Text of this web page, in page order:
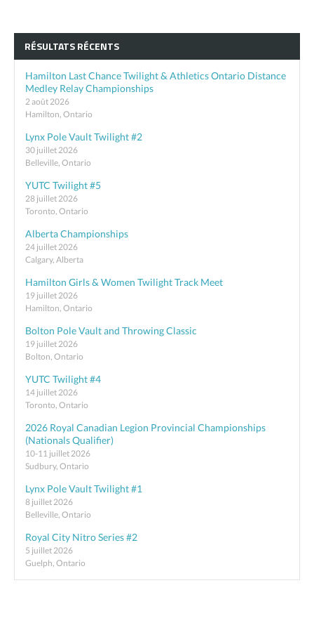
RÉSULTATS RÉCENTS
Hamilton Last Chance Twilight & Athletics Ontario Distance
Medley Relay Championships
2 août 2026
Hamilton, Ontario
Lynx Pole Vault Twilight #2
30 juillet 2026
Belleville, Ontario
YUTC Twilight #5
28 juillet 2026
Toronto, Ontario
Alberta Championships
24 juillet 2026
Calgary, Alberta
Hamilton Girls & Women Twilight Track Meet
19 juillet 2026
Hamilton, Ontario
Bolton Pole Vault and Throwing Classic
19 juillet 2026
Bolton, Ontario
YUTC Twilight #4
14 juillet 2026
Toronto, Ontario
2026 Royal Canadian Legion Provincial Championships
(Nationals Qualifier)
10-11 juillet 2026
Sudbury, Ontario
Lynx Pole Vault Twilight #1
8 juillet 2026
Belleville, Ontario
Royal City Nitro Series #2
5 juillet 2026
Guelph, Ontario